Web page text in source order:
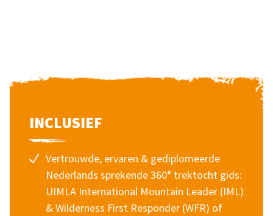
INCLUSIEF
Vertrouwde, ervaren & gediplomeerde
Nederlands sprekende 360° trektocht gids:
UIMLA International Mountain Leader (IML)
& Wilderness First Responder (WFR) of